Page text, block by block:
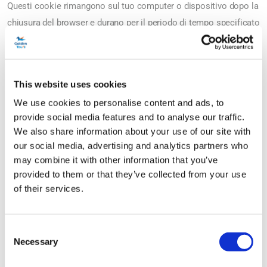
This website uses cookies
We use cookies to personalise content and ads, to
provide social media features and to analyse our traffic.
We also share information about your use of our site with
our social media, advertising and analytics partners who
may combine it with other information that you’ve
provided to them or that they’ve collected from your use
of their services.
Selection
Necessary
Questi cookie rimangono sul tuo computer o dispositivo dopo la
chiusura del browser e durano per il periodo di tempo specificato
nel cookie stesso. Utilizziamo cookie persistenti quando
preferenze per la prossima volta che ci visiterai.
Cookie strettamente necessari
Questi cookie ti consentono di utilizzare tutte le aree e le
funzionalità dei nostri siti web. È necessario memorizzare questi
cookie sul tuo computer per fornirti i servizi da te richiesti. Per
esempio;
Cookie funzionali